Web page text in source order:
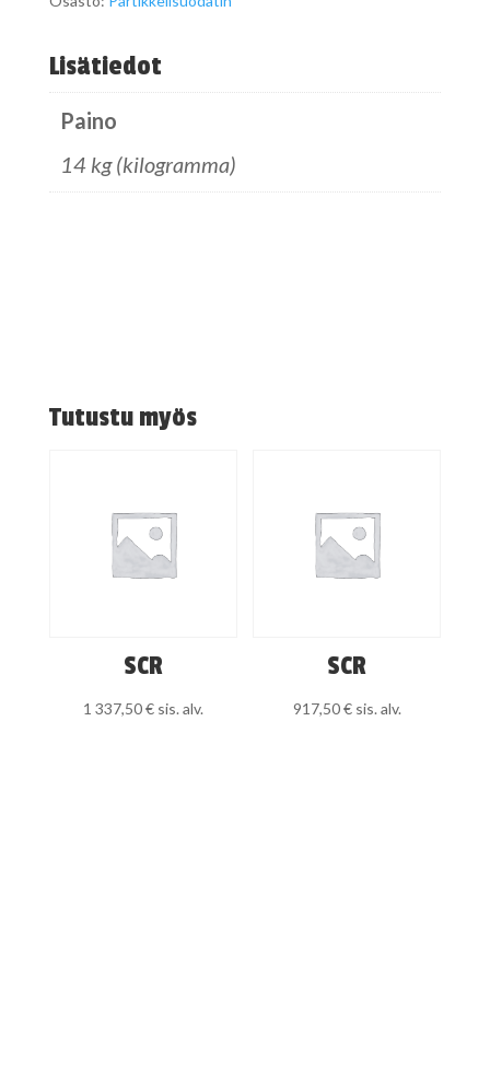
Lisätiedot
Paino
14 kg (kilogramma)
Tutustu myös
SCR
1 337,50€ sis. alv.
SCR
917,50€ sis. alv.